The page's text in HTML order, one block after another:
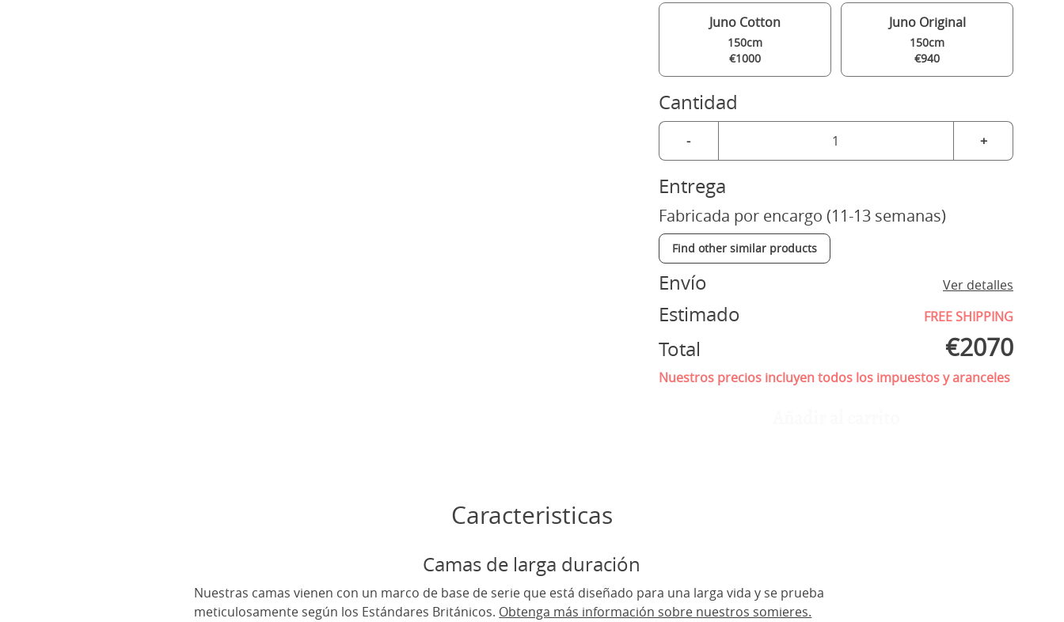
Juno Cotton
150cm
€1000
Juno Original
150cm
€940
Cantidad
- +
Entrega
Fabricada por encargo (11-13 semanas)
Find other similar products
Envío Ver detalles
Estimado FREE SHIPPING
Total €2070
Nuestros precios incluyen todos los impuestos y aranceles
Caracteristicas
Camas de larga duración
Nuestras camas vienen con un marco de base de serie que está diseñado para una larga vida y se prueba
meticulosamente según los Estándares Británicos. Obtenga más información sobre nuestros somieres.